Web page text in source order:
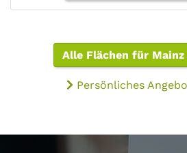
Alle Flächen für Mainz
Persönliches